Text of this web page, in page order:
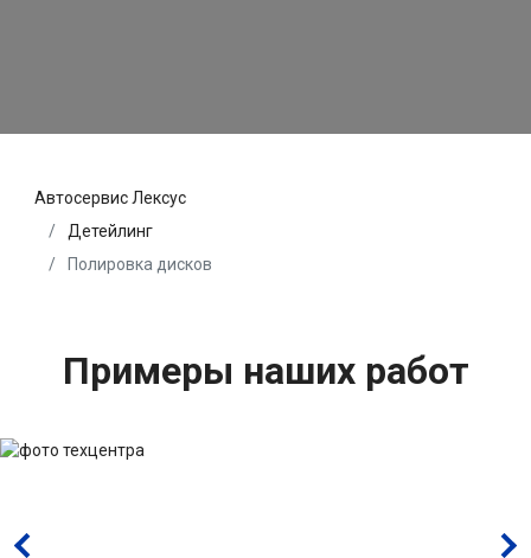
Автосервис Лексус
Детейлинг
Полировка дисков
Примеры наших работ